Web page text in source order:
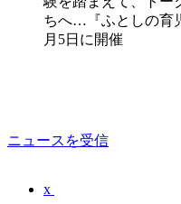
ちへ…『ふとしの育
月5日に開催
ニュースを受信
x